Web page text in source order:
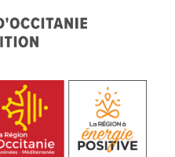
| Territoires
la Transition